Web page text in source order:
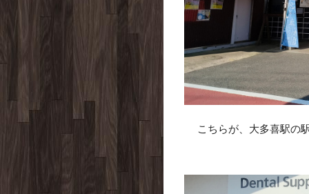
こちらが、大多喜駅の